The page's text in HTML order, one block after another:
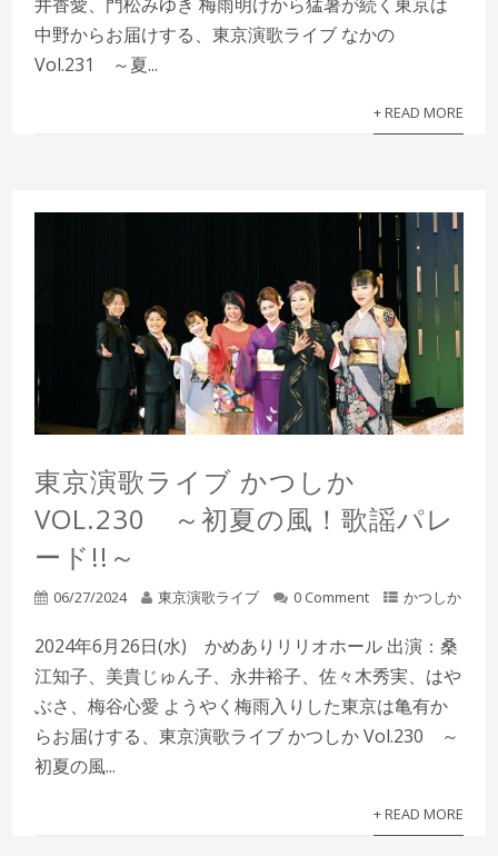
中野からお届けする、東京演歌ライブ なかの
Vol.231 ～夏...
+ READ MORE
東京演歌ライブ かつしか
VOL.230 ～初夏の風！歌謡パレ
ード!!～
06/27/2024 東京演歌ライブ 0 Comment かつしか
2024年6月26日(水) かめありリリオホール 出演：桑
江知子、美貴じゅん子、永井裕子、佐々木秀実、はや
ぶさ、梅谷心愛 ようやく梅雨入りした東京は亀有か
らお届けする、東京演歌ライブ かつしか Vol.230 ～
初夏の風...
+ READ MORE